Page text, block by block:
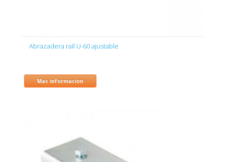
Abrazadera raíl U-60 ajustable
Mas informacion